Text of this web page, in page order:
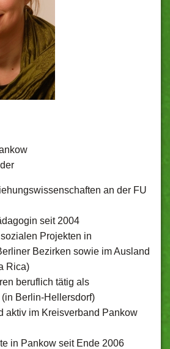
an der FU
seit 2004
Projekten in
Bezirken sowie im Ausland
Rica)
beruflich tätig als
Berlin-Hellersdorf)
aktiv im Kreisverband Pankow
in Pankow seit Ende 2006